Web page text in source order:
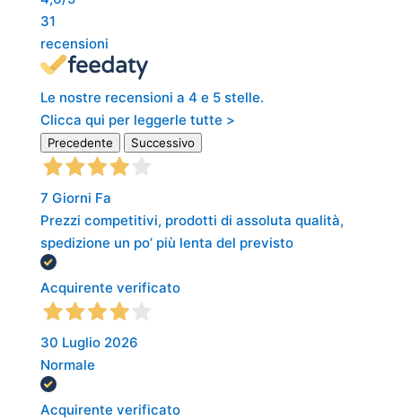
31
recensioni
Le nostre recensioni a 4 e 5 stelle.
Clicca qui per leggerle tutte >
Precedente Successivo
7 Giorni Fa
Prezzi competitivi, prodotti di assoluta qualità,
spedizione un po’ più lenta del previsto
Acquirente verificato
30 Luglio 2026
Normale
Acquirente verificato